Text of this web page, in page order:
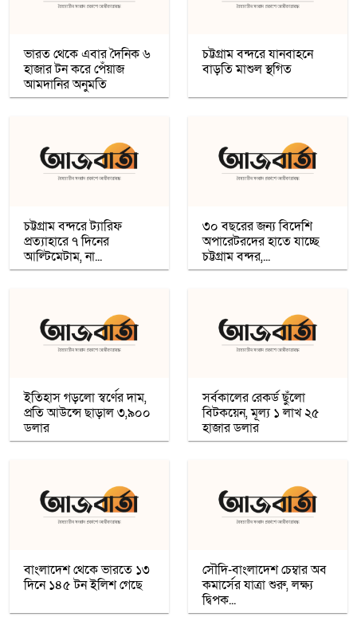
আলোচনা
রমজান উপলক্ষে সওয়াবের ফুড প্যাক বিতরণ
কাশ্মীরে কলেজ বন্ধ করলো ভারত
উগান্ডার নির্বাচনে বিরোধী প্রার্থী ববি ওয়াইনকে
জোরপূর্বক তুলে নেওয়ার অভিযোগ
বিহারে সড়ক দুর্ঘটনায় সপ্তম শ্রেণির ছাত্র নিহত,
সাহায্যের বদলে মাছ লুট
চার খনি থেকে ৭৮ লাখ আউন্স সোনা উত্তোলন
সৌদি রাষ্ট্রীয় কোম্পানি মা’আদেনের
ভারত থেকে এবার দৈনিক ৬
হাজার টন করে পেঁয়াজ
আমদানির অনুমতি
চট্টগ্রাম বন্দরে যানবাহনে
বাড়তি মাশুল স্থগিত
চট্টগ্রাম বন্দরে ট্যারিফ
প্রত্যাহারে ৭ দিনের
আল্টিমেটাম, না...
৩০ বছরের জন্য বিদেশি
অপারেটরদের হাতে যাচ্ছে
চট্টগ্রাম বন্দর,...
ইতিহাস গড়লো স্বর্ণের দাম,
প্রতি আউন্সে ছাড়াল ৩,৯০০
ডলার
সর্বকালের রেকর্ড ছুঁলো
বিটকয়েন, মূল্য ১ লাখ ২৫
হাজার ডলার
বাংলাদেশ থেকে ভারতে ১৩
দিনে ১৪৫ টন ইলিশ গেছে
সৌদি-বাংলাদেশ চেম্বার অব
কমার্সের যাত্রা শুরু, লক্ষ্য
দ্বিপক...